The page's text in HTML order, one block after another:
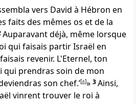
vers David à Hébron en
faits des mêmes os et de la
Auparavant déjà, même lorsque
qui faisais partir Israël en
revenir. L'Eternel, ton
qui prendras soin de mon
son chef.’[a]» 3Ainsi,
vinrent trouver le roi à